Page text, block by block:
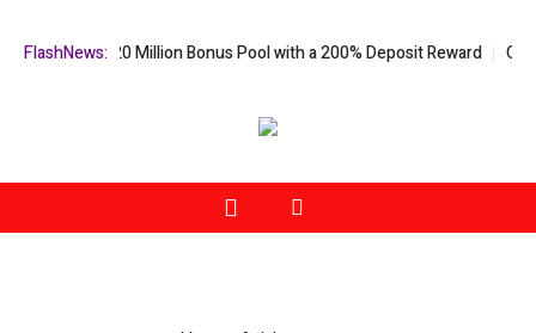
FlashNews:
US$20 Million Bonus Pool with a 200% Deposit Reward ORCA AI